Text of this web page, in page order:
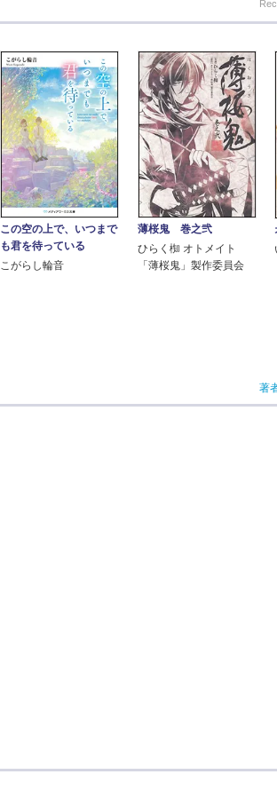
この空の上で、いつまで
も君を待っている
こがらし輪音
薄桜鬼 巻之弐
ひらく椥 オトメイト
「薄桜鬼」製作委員会
著